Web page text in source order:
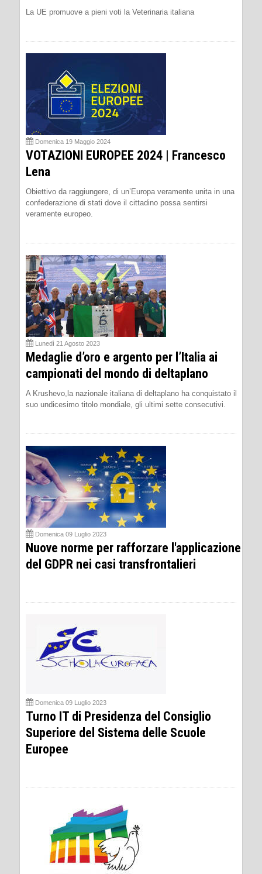
La UE promuove a pieni voti la Veterinaria italiana
Domenica 19 Maggio 2024
VOTAZIONI EUROPEE 2024 | Francesco
Lena
Obiettivo da raggiungere, di un’Europa veramente unita in una
confederazione di stati dove il cittadino possa sentirsi
veramente europeo.
Lunedì 21 Agosto 2023
Medaglie d’oro e argento per l’Italia ai
campionati del mondo di deltaplano
A Krushevo,la nazionale italiana di deltaplano ha conquistato il
suo undicesimo titolo mondiale, gli ultimi sette consecutivi.
Domenica 09 Luglio 2023
Nuove norme per rafforzare l'applicazione
del GDPR nei casi transfrontalieri
Domenica 09 Luglio 2023
Turno IT di Presidenza del Consiglio
Superiore del Sistema delle Scuole
Europee